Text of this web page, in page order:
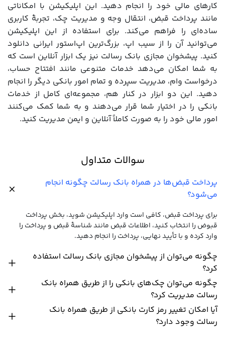
کارهای مالی خود را انجام دهید. این اپلیکیشن با امکاناتی
مانند پرداخت قبض، انتقال وجه و مدیریت چک، تجربۀ کاربری
ساده‌ای را فراهم می‌کند. برای استفاده از این اپلیکیشن
می‌توانید آن را از سیب اپ، بزرگ‌ترین اپ‌استور ایرانی دانلود
کنید. پیشخوان مجازی بانک رسالت نیز یک ابزار آنلاین است که
به شما امکان می‌دهد خدمات متنوعی مانند افتتاح حساب،
درخواست وام، مدیریت سپرده و تمام امور بانکی دیگر را انجام
دهید. این دو ابزار در کنار هم، مجموعه‌ای کامل از خدمات
بانکی را در اختیار شما قرار می‌دهند و به شما کمک می‌کنند
امور مالی خود را به صورت کاملاً آنلاین و ایمن مدیریت کنید.
سوالات متداول
پرداخت قبض‌ها در همراه بانک رسالت چگونه انجام
می‌شود؟
برای پرداخت قبض، کافی است وارد اپلیکیشن شوید، بخش پرداخت
قبوض را انتخاب کنید، اطلاعات قبض مانند شناسۀ قبض و پرداخت را
وارد کرده و با تأیید نهایی، پرداخت را انجام دهید.
چگونه می‌توان از پیشخوان مجازی بانک رسالت استفاده
کرد؟
چگونه می‌توان چک‌های بانکی را از طریق همراه بانک
رسالت مدیریت کرد؟
آیا امکان تغییر رمز کارت بانکی از طریق همراه بانک
رسالت وجود دارد؟